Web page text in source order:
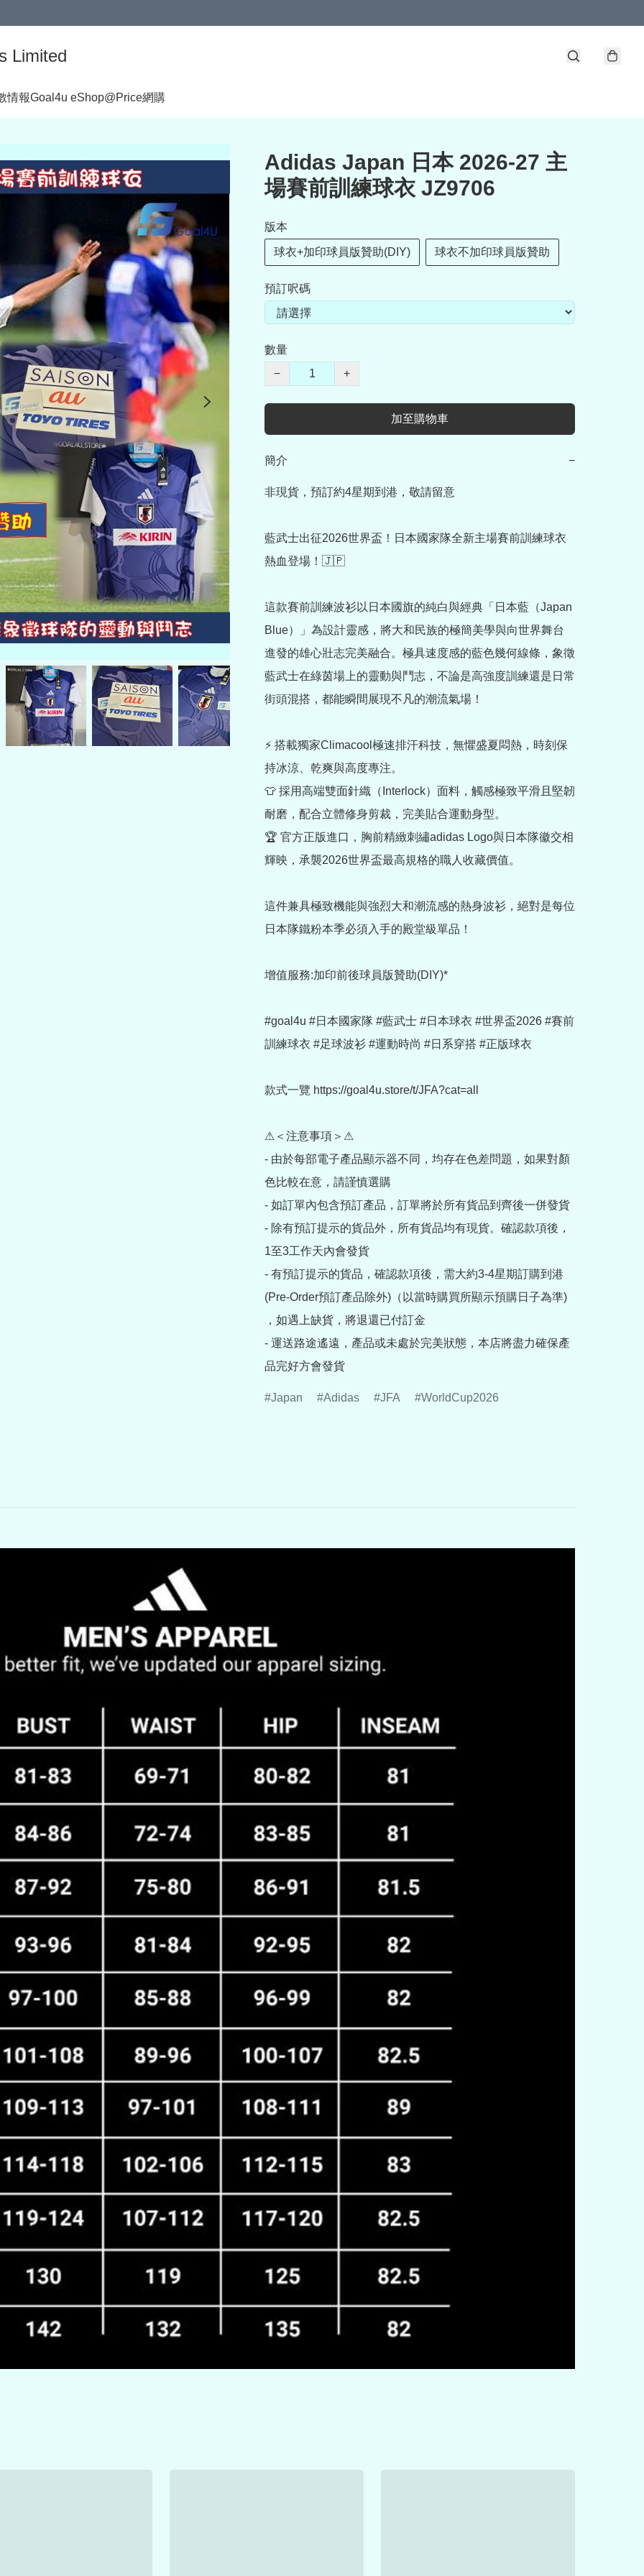
Limited
情報Goal4u eShop@Price網購
Adidas Japan 日本 2026-27 主
場賽前訓練球衣 JZ9706
版本
球衣+加印球員版贊助(DIY) 球衣不加印球員版贊助
預訂呎碼
數量
−
+
加至購物車
簡介 −
非現貨，預訂約4星期到港，敬請留意
藍武士出征2026世界盃！日本國家隊全新主場賽前訓練球衣
熱血登場！🇯🇵
這款賽前訓練波衫以日本國旗的純白與經典「日本藍（Japan
Blue）」為設計靈感，將大和民族的極簡美學與向世界舞台
進發的雄心壯志完美融合。極具速度感的藍色幾何線條，象徵
藍武士在綠茵場上的靈動與鬥志，不論是高強度訓練還是日常
街頭混搭，都能瞬間展現不凡的潮流氣場！
⚡ 搭載獨家Climacool極速排汗科技，無懼盛夏悶熱，時刻保
持冰涼、乾爽與高度專注。
👕 採用高端雙面針織（Interlock）面料，觸感極致平滑且堅韌
耐磨，配合立體修身剪裁，完美貼合運動身型。
🏆 官方正版進口，胸前精緻刺繡adidas Logo與日本隊徽交相
輝映，承襲2026世界盃最高規格的職人收藏價值。
這件兼具極致機能與強烈大和潮流感的熱身波衫，絕對是每位
日本隊鐵粉本季必須入手的殿堂級單品！
增值服務:加印前後球員版贊助(DIY)*
#goal4u #日本國家隊 #藍武士 #日本球衣 #世界盃2026 #賽前
訓練球衣 #足球波衫 #運動時尚 #日系穿搭 #正版球衣
款式一覽 https://goal4u.store/t/JFA?cat=all
⚠＜注意事項＞⚠
- 由於每部電子產品顯示器不同，均存在色差問題，如果對顏
色比較在意，請謹慎選購
- 如訂單內包含預訂產品，訂單將於所有貨品到齊後一併發貨
- 除有預訂提示的貨品外，所有貨品均有現貨。確認款項後，
1至3工作天內會發貨
- 有預訂提示的貨品，確認款項後，需大約3-4星期訂購到港
(Pre-Order預訂產品除外)（以當時購買所顯示預購日子為準)
，如遇上缺貨，將退還已付訂金
- 運送路途遙遠，產品或未處於完美狀態，本店將盡力確保產
品完好方會發貨
Japan Adidas JFA WorldCup2026